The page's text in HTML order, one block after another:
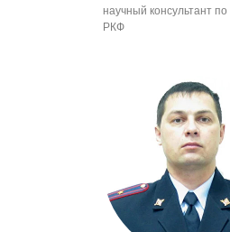
научный консультант по
РКФ